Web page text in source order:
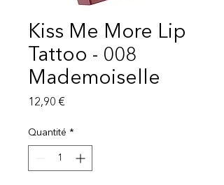
Kiss Me More Lip
Tattoo - 008
Mademoiselle
12,90 €Prix
Quantité *